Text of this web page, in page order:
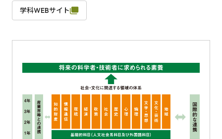
学科WEBサイト